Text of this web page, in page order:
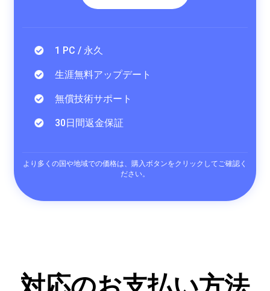
1 PC / 永久
生涯無料アップデート
無償技術サポート
30日間返金保証
より多くの国や地域での価格は、購入ボタンをクリックしてご確認く
ださい。